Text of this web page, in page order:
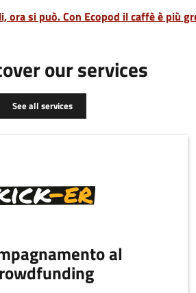
ora si può. Con Ecopod il caffè è più
our services
See all services
al